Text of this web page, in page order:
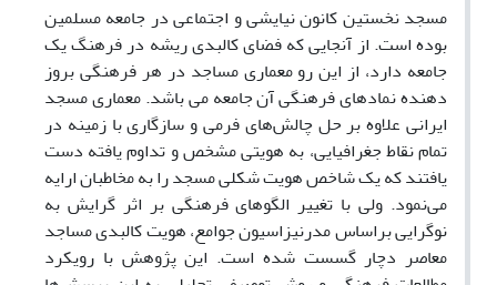
مسجد نخستین کانون نیایشی و اجتماعی در جامعه مسلمین
بوده است. از آنجایی که فضای کالبدی ریشه در فرهنگ یک
جامعه دارد، از این رو معماری مساجد در هر فرهنگی بروز
دهنده نمادهای فرهنگی آن جامعه می باشد. معماری مسجد
ایرانی علاوه بر حل چالش‌های فرمی و سازگاری با زمینه در
تمام نقاط جغرافیایی، به هویتی مشخص و تداوم یافته دست
یافتند که یک شاخص هویت شکلی مسجد را به مخاطبان ارایه
می‌نمود. ولی با تغییر الگوهای فرهنگی بر اثر گرایش به
نوگرایی براساس مدرنیزاسیون جوامع، هویت کالبدی مساجد
معاصر دچار گسست شده است. این پژوهش با رویکرد